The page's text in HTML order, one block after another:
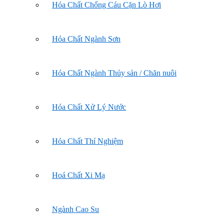
Hóa Chất Chống Cáu Cặn Lò Hơi
Hóa Chất Ngành Sơn
Hóa Chất Ngành Thủy sản / Chăn nuôi
Hóa Chất Xử Lý Nước
Hóa Chất Thí Nghiệm
Hoá Chất Xi Mạ
Ngành Cao Su